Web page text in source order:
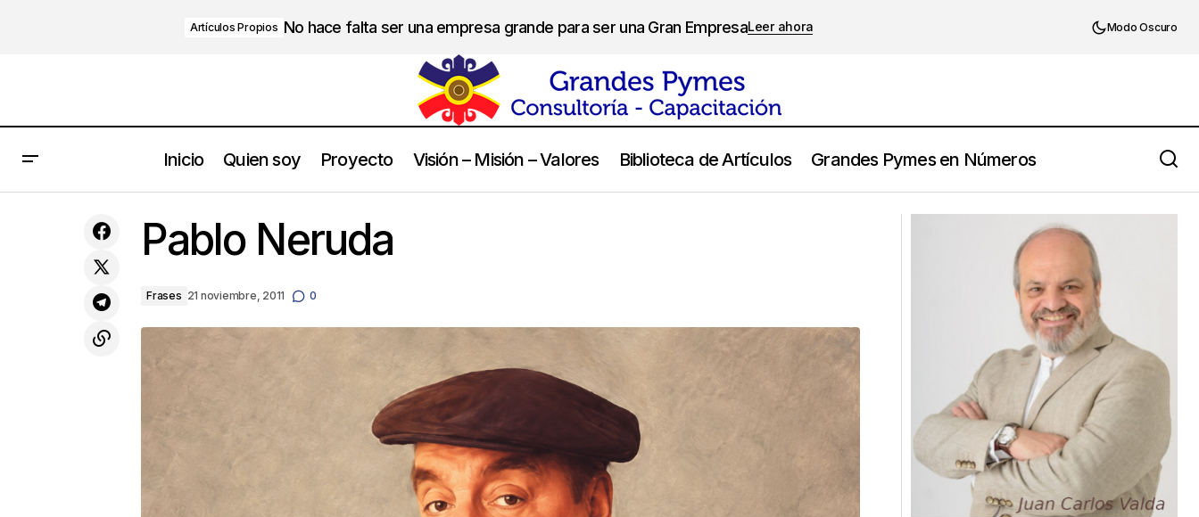
Artículos Propios No hace falta ser una empresa grande para ser una Gran EmpresaLeer ahora Modo Oscuro
Inicio Quien soy Proyecto Visión – Misión – Valores Biblioteca de Artículos Grandes Pymes en Números
TALANTE
Pablo Neruda
Frases 21 noviembre, 2011 0